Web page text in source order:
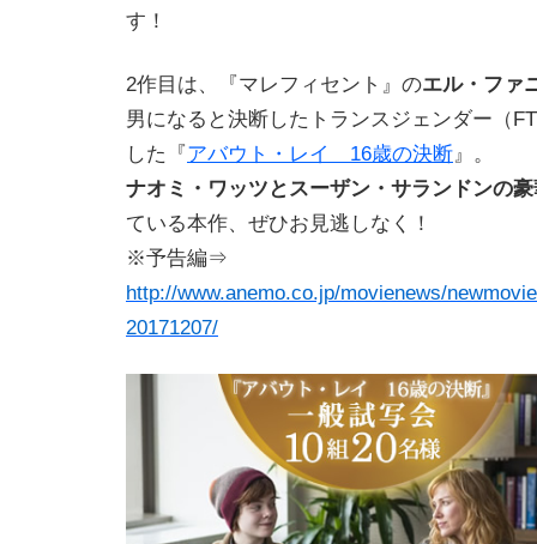
す！
2作目は、『マレフィセント』のエル・ファ
男になると決断したトランスジェンダー（
した『アバウト・レイ 16歳の決断』。
ナオミ・ワッツとスーザン・サランドンの
ている本作、ぜひお見逃しなく！
※予告編⇒
http://www.anemo.co.jp/movienews/
20171207/